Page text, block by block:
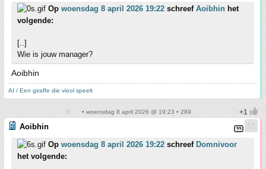
Op woensdag 8 april 2026 19:22 schreef Aoibhin het
volgende:
[..]
Wie is jouw manager?
Aoibhin
AI / Een giraffe die viool speelt
• woensdag 8 april 2026 @ 19:23 • 289
Aoibhin
Op woensdag 8 april 2026 19:22 schreef Domnivoor
het volgende: